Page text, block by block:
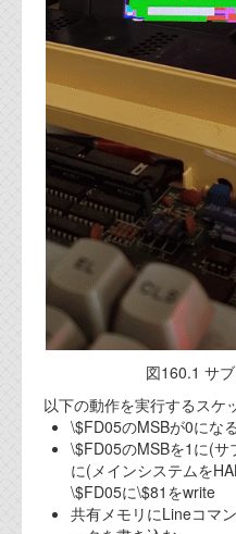
テクノロジ
外部投稿記事
ブログテーマ
技術文書
ご希望の方は、お問い
資料閲覧パスワードを
ログインをお願い致し
名は"opendocument"で
機能安全用語集
設計用語集
オンラインショップ
お問い合わせ
FAQ
図160.1 サ
以下の動作を実行するスケ
\$FD05のMSBが0にな
\$FD05のMSBを1に(サ
に(メインシステムを
\$FD05に\$81をwrite
共有メモリにLineコマ